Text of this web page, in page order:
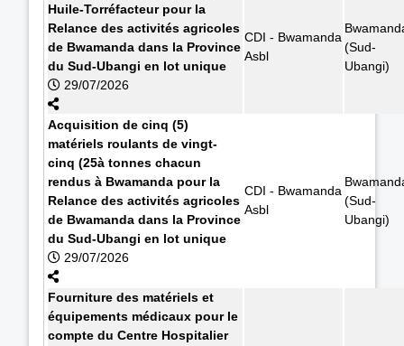
Huile-Torréfacteur pour la
Relance des activités agricoles
de Bwamanda dans la Province
du Sud-Ubangi en lot unique
29/07/2026
CDI - Bwamanda
Asbl
(Sud-
Ubangi)
Acquisition de cinq (5)
matériels roulants de vingt-
cinq (25à tonnes chacun
rendus à Bwamanda pour la
Relance des activités agricoles
de Bwamanda dans la Province
du Sud-Ubangi en lot unique
29/07/2026
CDI - Bwamanda
Asbl
(Sud-
Ubangi)
Fourniture des matériels et
équipements médicaux pour le
compte du Centre Hospitalier